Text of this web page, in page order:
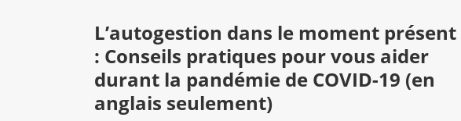
L’autogestion dans le moment présent
: Conseils pratiques pour vous aider
durant la pandémie de COVID-19 (en
anglais seulement)